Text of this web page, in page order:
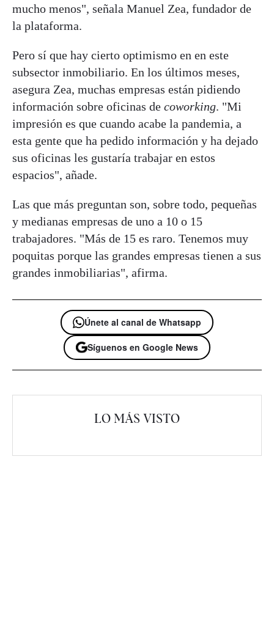
mucho menos", señala Manuel Zea, fundador de
la plataforma.
Pero sí que hay cierto optimismo en en este
subsector inmobiliario. En los últimos meses,
asegura Zea, muchas empresas están pidiendo
información sobre oficinas de coworking. "Mi
impresión es que cuando acabe la pandemia, a
esta gente que ha pedido información y ha dejado
sus oficinas les gustaría trabajar en estos
espacios", añade.
Las que más preguntan son, sobre todo, pequeñas
y medianas empresas de uno a 10 o 15
trabajadores. "Más de 15 es raro. Tenemos muy
poquitas porque las grandes empresas tienen a sus
grandes inmobiliarias", afirma.
Únete al canal de Whatsapp
Síguenos en Google News
LO MÁS VISTO